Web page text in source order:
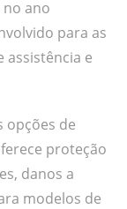
ano
para as
assistência e
opções de
proteção
danos a
modelos de